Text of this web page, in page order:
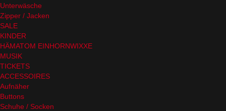
Unterwäsche
Zipper / Jacken
SALE
KINDER
HÄMATOM EINHORNWIXXE
MUSIK
TICKETS
ACCESSOIRES
Aufnäher
Buttons
Schuhe / Socken